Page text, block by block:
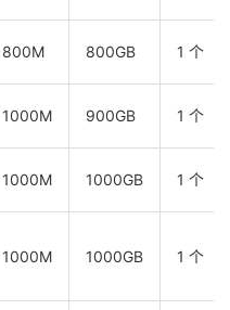
800M 800GB 1 个
1000M 900GB 1 个
1000M 1000GB 1 个
1000M 1000GB 1 个